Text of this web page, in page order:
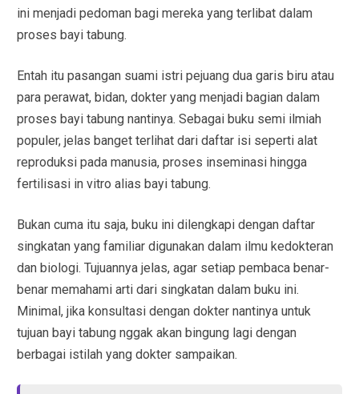
ini menjadi pedoman bagi mereka yang terlibat dalam
proses bayi tabung.
Entah itu pasangan suami istri pejuang dua garis biru atau
para perawat, bidan, dokter yang menjadi bagian dalam
proses bayi tabung nantinya. Sebagai buku semi ilmiah
populer, jelas banget terlihat dari daftar isi seperti alat
reproduksi pada manusia, proses inseminasi hingga
fertilisasi in vitro alias bayi tabung.
Bukan cuma itu saja, buku ini dilengkapi dengan daftar
singkatan yang familiar digunakan dalam ilmu kedokteran
dan biologi. Tujuannya jelas, agar setiap pembaca benar-
benar memahami arti dari singkatan dalam buku ini.
Minimal, jika konsultasi dengan dokter nantinya untuk
tujuan bayi tabung nggak akan bingung lagi dengan
berbagai istilah yang dokter sampaikan.